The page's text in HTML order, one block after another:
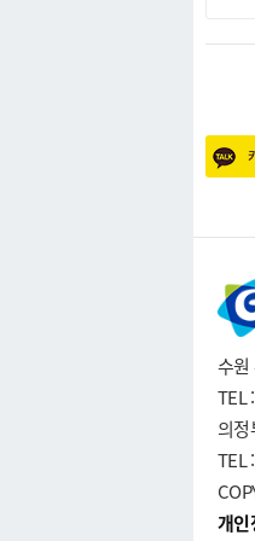
수원
TEL
의
TEL
개인